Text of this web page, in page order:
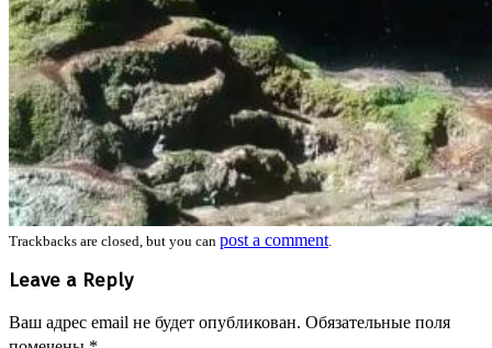
Trackbacks are closed, but you can post a comment.
Leave a Reply
Ваш адрес email не будет опубликован. Обязательные поля